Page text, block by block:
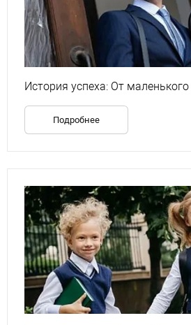
История успеха: От
компанииПодробнее